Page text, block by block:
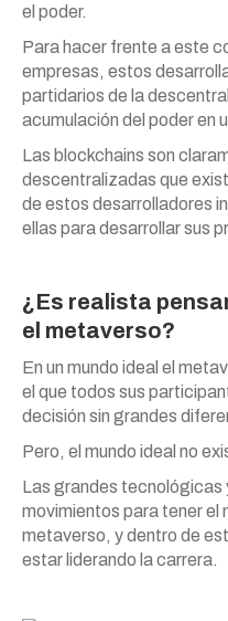
el poder.
Para hacer frente a este
empresas, estos
partidarios de la
acumulación del poder en
Las blockchains son
descentralizadas que
de estos desarrolladores
ellas para desarrollar sus
¿Es realista
el metaverso?
En un mundo ideal el
el que todos sus
decisión sin grandes
Pero, el mundo ideal no
Las grandes tecnológicas
movimientos para tener el
metaverso, y dentro de
estar liderando la carrera.